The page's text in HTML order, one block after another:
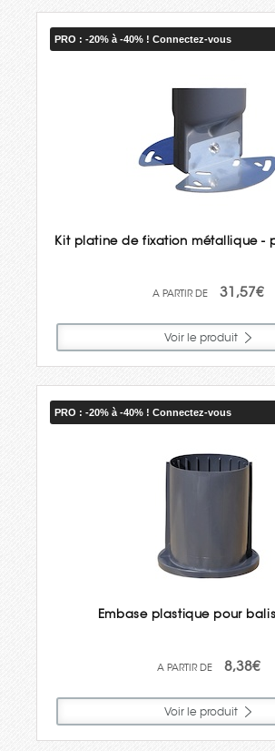
PRO : -20% à -40% ! Connectez-vous
Kit platine de fixation métallique -
31,57€
Voir le produit
PRO : -20% à -40% ! Connectez-vous
Embase plastique pour
8,38€
Voir le produit